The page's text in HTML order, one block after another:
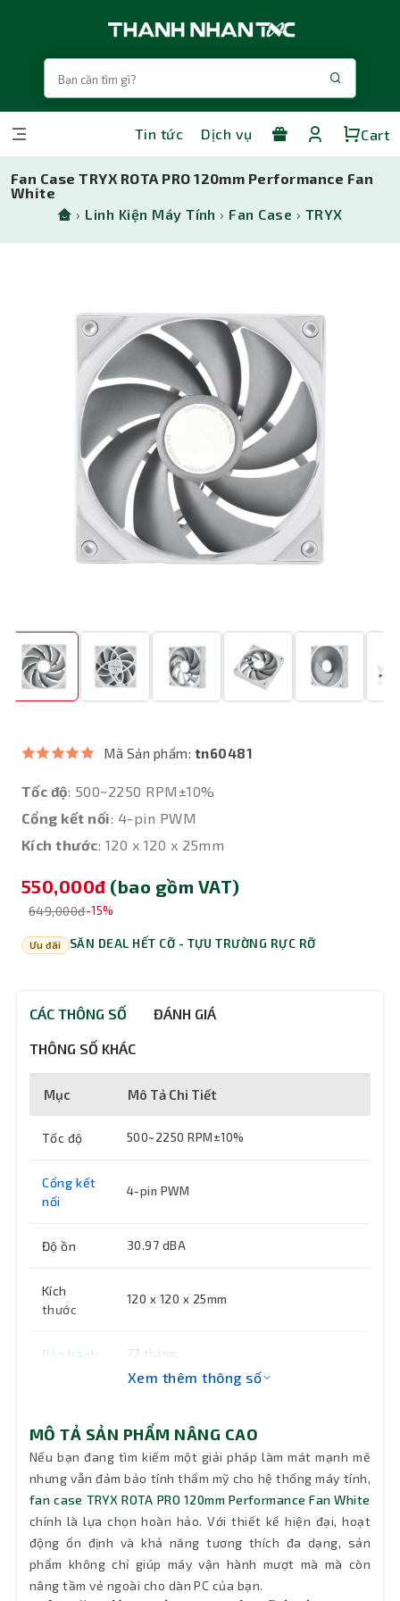
Tin tức Dịch vụ Cart
Fan Case TRYX ROTA PRO 120mm Performance Fan
White
› Linh Kiện Máy Tính › Fan Case › TRYX
Mã Sản phẩm: tn60481
Tốc độ: 500~2250 RPM±10%
Cổng kết nối: 4-pin PWM
Kích thước: 120 x 120 x 25mm
550,000đ (bao gồm VAT)
649,000đ-15%
Ưu đãi SĂN DEAL HẾT CỠ - TỰU TRƯỜNG RỰC RỠ
CÁC THÔNG SỐ ĐÁNH GIÁ
THÔNG SỐ KHÁC
Mục Mô Tả Chi Tiết
Tốc độ 500~2250 RPM±10%
Cổng kết
nối
4-pin PWM
Độ ồn 30.97 dBA
Kích
thước
120 x 120 x 25mm
Bảo hành 72 tháng
Xem thêm thông số
MÔ TẢ SẢN PHẨM NÂNG CAO
Nếu bạn đang tìm kiếm một giải pháp làm mát mạnh mẽ
nhưng vẫn đảm bảo tính thẩm mỹ cho hệ thống máy tính,
fan case TRYX ROTA PRO 120mm Performance Fan White
chính là lựa chọn hoàn hảo. Với thiết kế hiện đại, hoạt
động ổn định và khả năng tương thích đa dạng, sản
phẩm không chỉ giúp máy vận hành mượt mà mà còn
nâng tầm vẻ ngoài cho dàn PC của bạn.